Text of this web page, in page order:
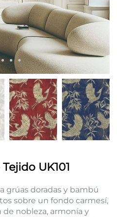
UK101
grúas doradas y bambú
sobre un fondo carmesí,
nobleza, armonía y